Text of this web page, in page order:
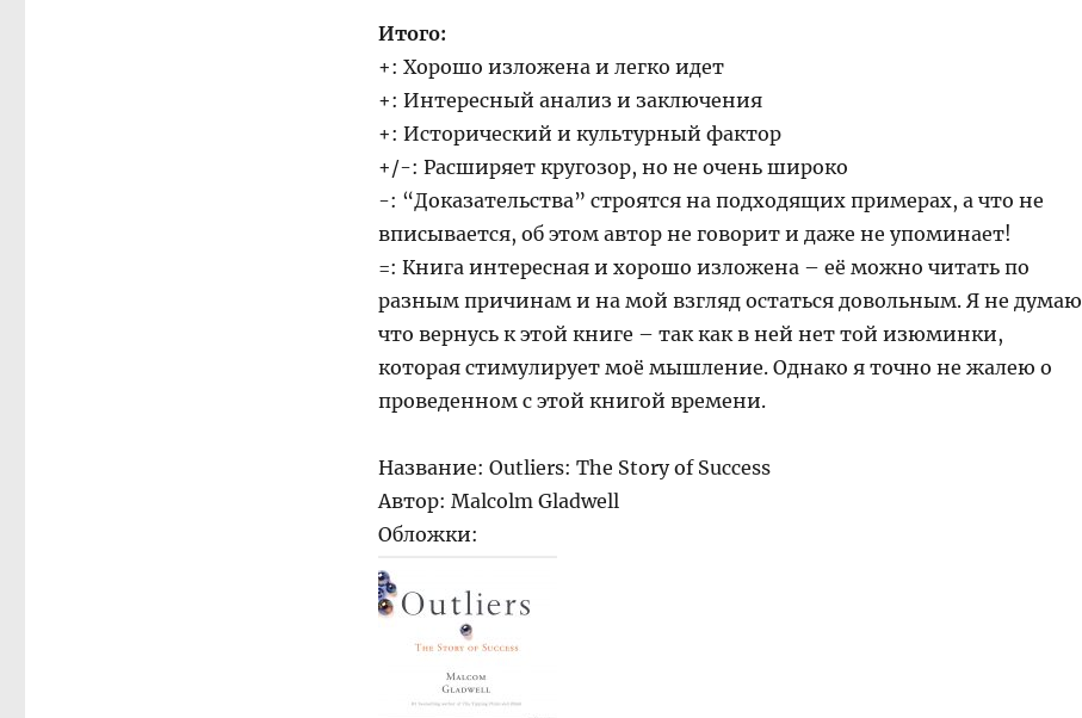
Итого:
+: Хорошо изложена и легко идет
+: Интересный анализ и заключения
+: Исторический и культурный фактор
+/-: Расширяет кругозор, но не очень широко
-: “Доказательства” строятся на подходящих примерах, а что не
вписывается, об этом автор не говорит и даже не упоминает!
=: Книга интересная и хорошо изложена – её можно читать по
разным причинам и на мой взгляд остаться довольным. Я не думаю
что вернусь к этой книге – так как в ней нет той изюминки,
которая стимулирует моё мышление. Однако я точно не жалею о
проведенном с этой книгой времени.
Название: Outliers: The Story of Success
Автор: Malcolm Gladwell
Обложки: